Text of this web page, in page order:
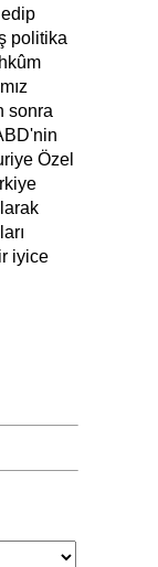
politika
sonra
Özel
iyice